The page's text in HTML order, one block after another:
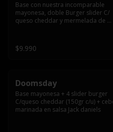
Base con nuestra incomparable
mayonesa, doble Burger slider C/
queso cheddar y mermelada de
$9.990
Doomsday
Base mayonesa + 4 slider burger
C/queso cheddar (150gr c/u) +
marinada en salsa Jack daniels